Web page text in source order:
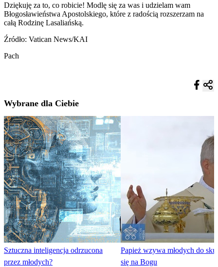
Dziękuję za to, co robicie! Modlę się za was i udzielam wam
Błogosławieństwa Apostolskiego, które z radością rozszerzam na
całą Rodzinę Lasaliańską.
Źródło: Vatican News/KAI
Pach
Wybrane dla Ciebie
Sztuczna inteligencja odrzucona
przez młodych?
Papież wzywa młodych do
się na Bogu